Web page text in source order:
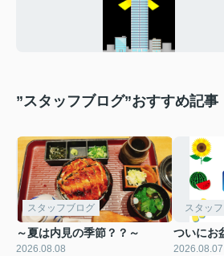
”スタッフブログ”おすすめ記事
スタッフブログ
～夏は内見の季節？？～
2026.08.08
スタッ
ついにお
2026.08.07